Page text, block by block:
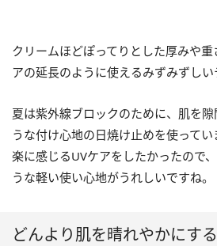
クリームほどぽってりとした厚みや
アの延長のように使えるみずみずしい
夏は紫外線ブロックのために、肌を
うな付け心地の日焼け止めを使って
楽に感じるUVケアをしたかったので
うな軽い使い心地がうれしいですね。
どんより肌を晴れやかにす